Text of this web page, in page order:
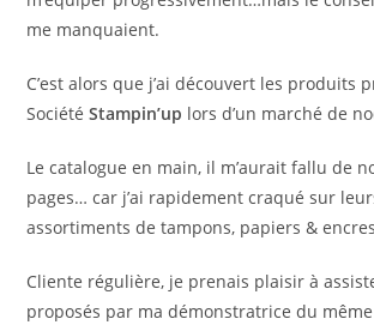
me manquaient.
C’est alors que j’ai découvert les produits
SociétéStampin’up lors d’un marché de
Le catalogue en main, il m’aurait fallu de
pages… car j’ai rapidement craqué sur
assortiments de tampons, papiers &
Cliente régulière, je prenais plaisir à
proposés par ma démonstratrice du